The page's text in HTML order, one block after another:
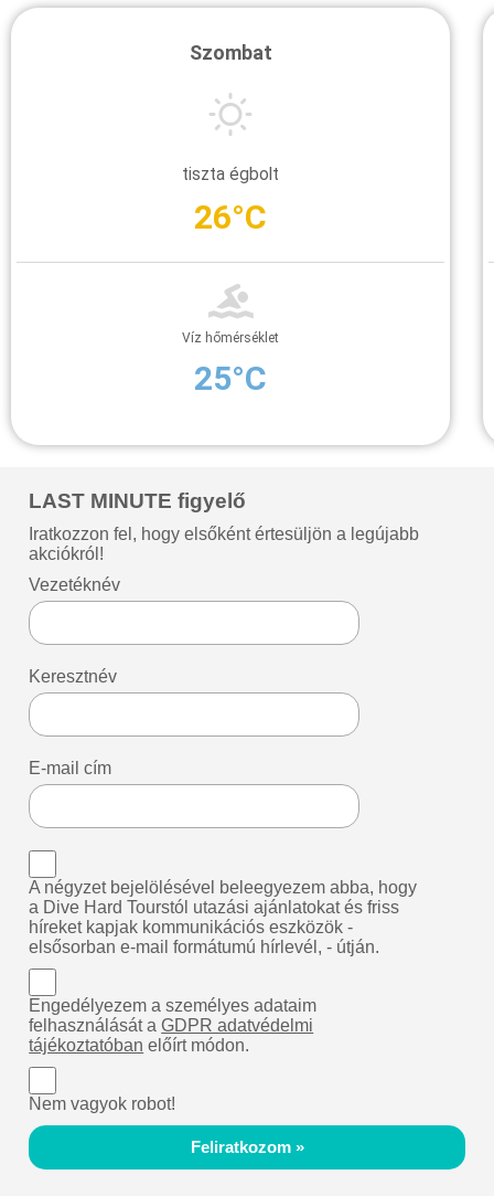
Szombat
tiszta égbolt
26°C
Víz hőmérséklet
25°C
LAST MINUTE figyelő
Iratkozzon fel, hogy elsőként értesüljön a legújabb
akciókról!
Vezetéknév
Keresztnév
E-mail cím
A négyzet bejelölésével beleegyezem abba, hogy
a Dive Hard Tourstól utazási ajánlatokat és friss
híreket kapjak kommunikációs eszközök -
elsősorban e-mail formátumú hírlevél, - útján.
Engedélyezem a személyes adataim
felhasználását aGDPR adatvédelmi
tájékoztatóban előírt módon.
Nem vagyok robot!
Feliratkozom »